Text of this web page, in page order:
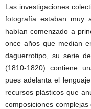
Las investigaciones
fotografía estaban muy
habían comenzado a
once años que median
daguerrotipo, su serie
(1810-1820) contiene
pues adelanta el
recursos plásticos que
composiciones